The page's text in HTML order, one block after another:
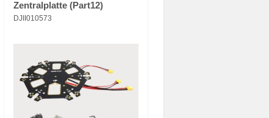
Zentralplatte (Part12)
DJII010573